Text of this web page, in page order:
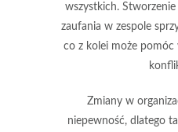
wszystkich.
zaufania w zespole
co z kolei może pomóc
Zmiany w
niepewność, dlatego